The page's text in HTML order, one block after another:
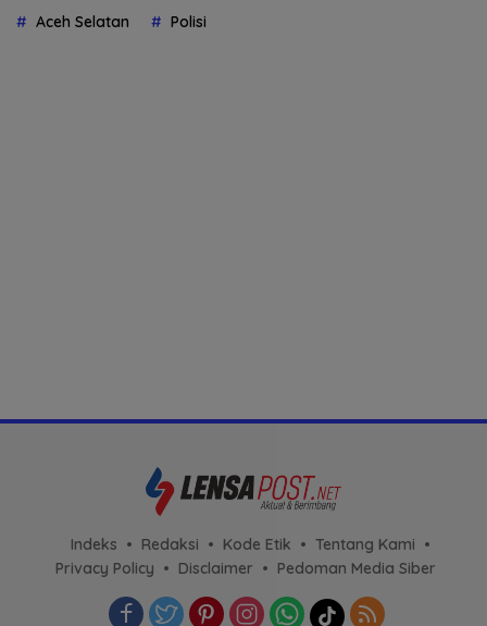
Aceh Selatan Polisi
Indeks Redaksi Kode Etik
Tentang Kami
Privacy Policy
Disclaimer Pedoman Media Siber